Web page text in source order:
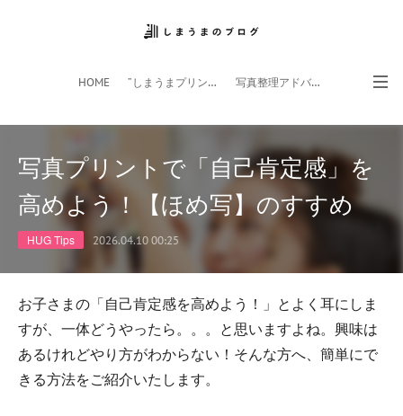
HOME ”しまうまプリント”サイト 写真整理アドバイザー
写真プリントで「自己肯定感」を
高めよう！【ほめ写】のすすめ
HUG Tips 2026.04.10 00:25
お子さまの「自己肯定感を高めよう！」とよく耳にしま
すが、一体どうやったら。。。と思いますよね。興味は
あるけれどやり方がわからない！そんな方へ、簡単にで
きる方法をご紹介いたします。